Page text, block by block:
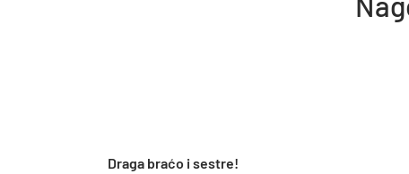
Draga braćo i sestre!